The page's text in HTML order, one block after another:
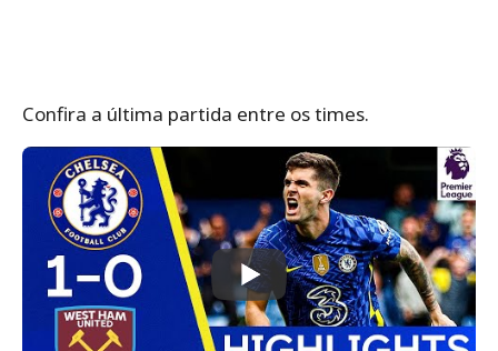
Confira a última partida entre os times.